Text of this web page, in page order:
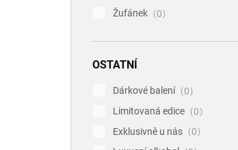
Žufánek
0
OSTATNÍ
Dárkové balení
0
Limitovaná edice
0
Exklusivně u nás
0